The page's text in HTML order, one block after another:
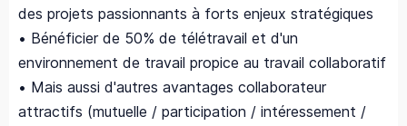
des projets passionnants à forts enjeux stratégiques
• Bénéficier de 50% de télétravail et d'un
environnement de travail propice au travail collaboratif
• Mais aussi d'autres avantages collaborateur
attractifs (mutuelle / participation / intéressement /